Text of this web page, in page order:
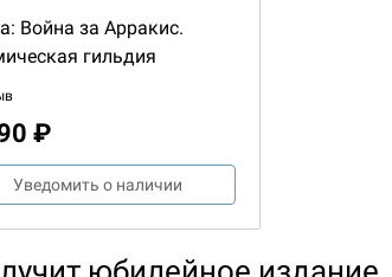
Война за Арракис.
гильдия
₽
Уведомить о наличии